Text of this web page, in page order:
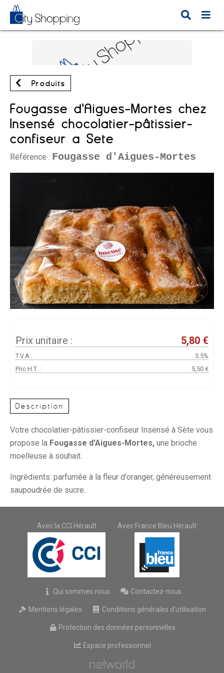
Produits
Fougasse d'Aigues-Mortes chez
Insensé chocolatier-pâtissier-
confiseur à Sète
Référence : Fougasse d'Aigues-Mortes
Prix unitaire : 5,80 €
T.V.A :
5.5%
Pric H.T. :
5,50 €
Description
Votre chocolatier-pâtissier-confiseur Insensé à Sète vous
propose la Fougasse d'Aigues-Mortes, une brioche
moelleuse à souhait.
Ingrédients: parfumée à la fleur d'oranger, généreusement
saupoudrée de sucre.
Avec la CCI Hérault Avec France Bleu Hérault
Qui sommes nous Contactez-nous
Mentions légales Conditions générales d'utilisation
Protection des données personnelles
Espace professionnel